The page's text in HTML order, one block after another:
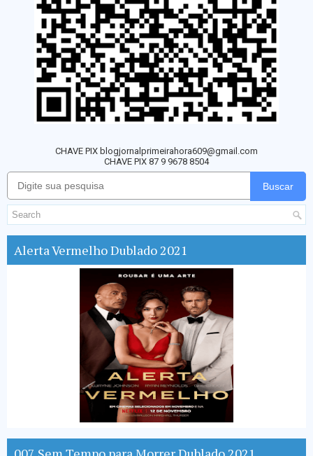
CHAVE PIX blogjornalprimeirahora609@gmail.com
CHAVE PIX 87 9 9678 8504
Buscar
Alerta Vermelho Dublado 2021